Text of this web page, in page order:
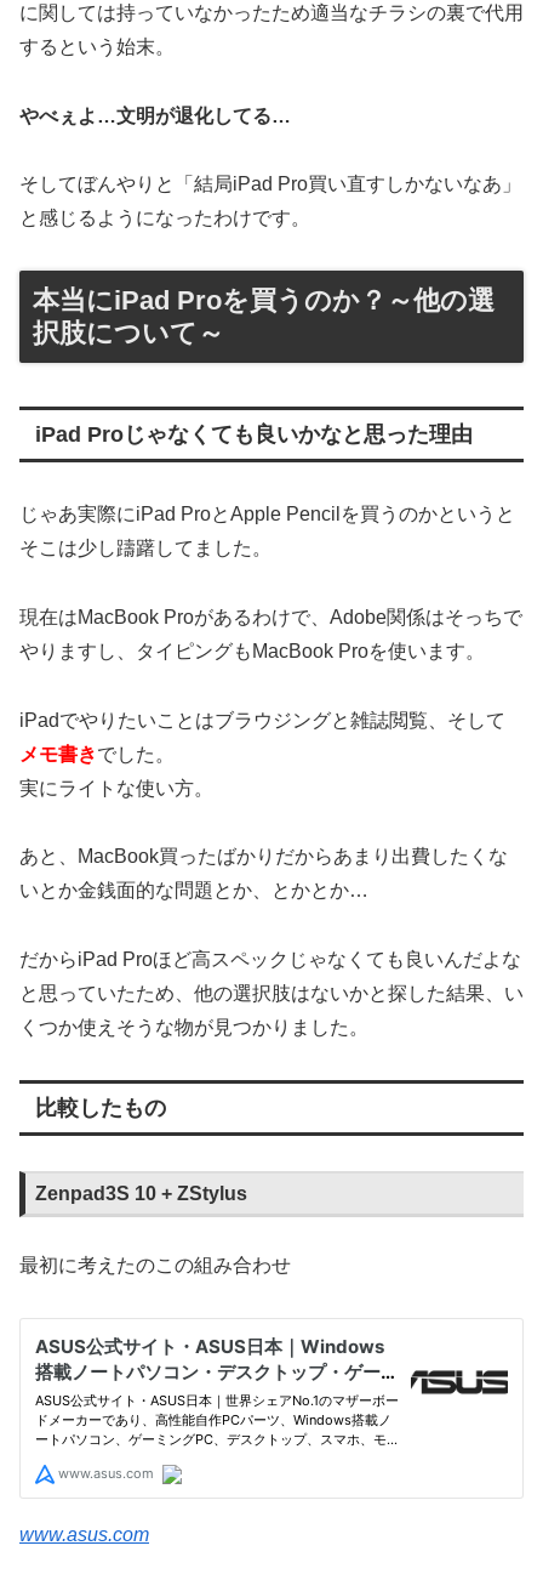
に関しては持っていなかったため適当なチラシの裏で代用
するという始末。
やべぇよ…文明が退化してる…
そしてぼんやりと「結局iPad Pro買い直すしかないなあ」
と感じるようになったわけです。
本当にiPad Proを買うのか？～他の選
択肢について～
iPad Proじゃなくても良いかなと思った理由
じゃあ実際にiPad ProとApple Pencilを買うのかというと
そこは少し躊躇してました。
現在はMacBook Proがあるわけで、Adobe関係はそっちで
やりますし、タイピングもMacBook Proを使います。
iPadでやりたいことはブラウジングと雑誌閲覧、そして
メモ書きでした。
実にライトな使い方。
あと、MacBook買ったばかりだからあまり出費したくな
いとか金銭面的な問題とか、とかとか…
だからiPad Proほど高スペックじゃなくても良いんだよな
と思っていたため、他の選択肢はないかと探した結果、い
くつか使えそうな物が見つかりました。
比較したもの
Zenpad3S 10 + ZStylus
最初に考えたのこの組み合わせ
www.asus.com